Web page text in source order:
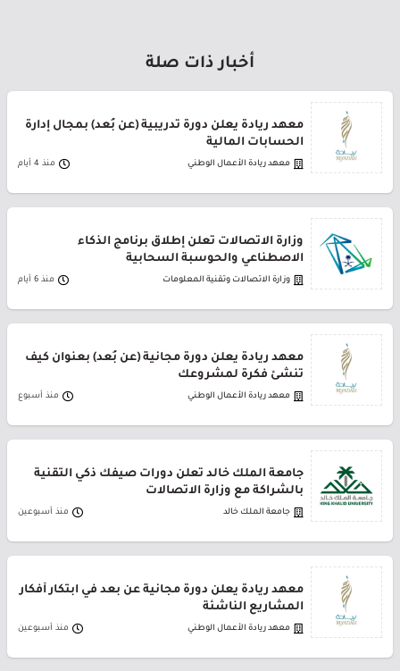
أخبار ذات صلة
معهد ريادة يعلن دورة تدريبية (عن بُعد) بمجال إدارة
الحسابات المالية
معهد ريادة الأعمال الوطني منذ 4 أيام
وزارة الاتصالات تعلن إطلاق برنامج الذكاء
الاصطناعي والحوسبة السحابية
وزارة الاتصالات وتقنية المعلومات منذ 6 أيام
معهد ريادة يعلن دورة مجانية (عن بُعد) بعنوان كيف
تنشئ فكرة لمشروعك
معهد ريادة الأعمال الوطني منذ أسبوع
جامعة الملك خالد تعلن دورات صيفك ذكي التقنية
بالشراكة مع وزارة الاتصالات
جامعة الملك خالد منذ أسبوعين
معهد ريادة يعلن دورة مجانية عن بعد في ابتكار أفكار
المشاريع الناشئة
معهد ريادة الأعمال الوطني منذ أسبوعين